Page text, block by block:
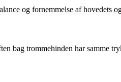
og fornemmelse af hovedets
bag trommehinden har samme